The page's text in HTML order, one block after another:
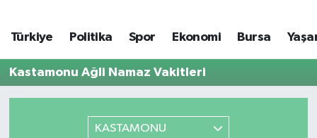
Türkiye Politika Spor Ekonomi Bursa
Kastamonu Ağli Namaz Vakitleri
KASTAMONU
Politika
Tüm Manşetler
Son Dakika Haberleri